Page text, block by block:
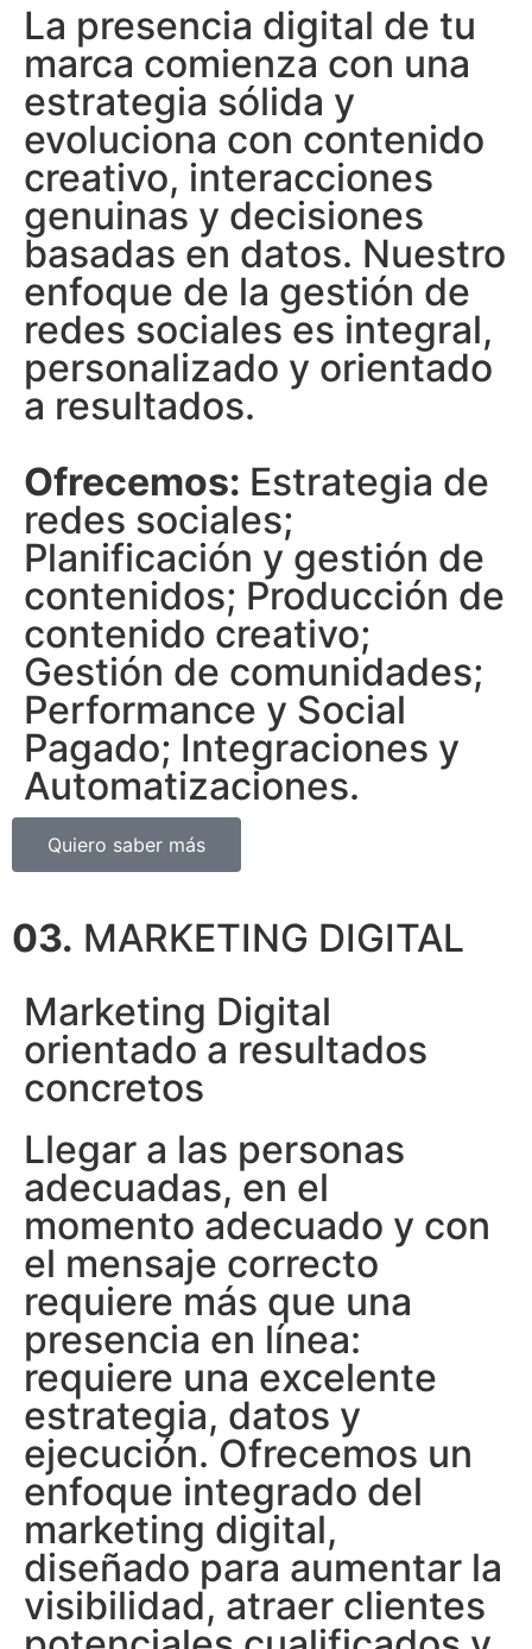
La presencia digital de tu
marca comienza con una
estrategia sólida y
evoluciona con contenido
creativo, interacciones
genuinas y decisiones
basadas en datos. Nuestro
enfoque de la gestión de
redes sociales es integral,
personalizado y orientado
a resultados.
Ofrecemos: Estrategia de
redes sociales;
Planificación y gestión de
contenidos; Producción de
contenido creativo;
Gestión de comunidades;
Performance y Social
Pagado; Integraciones y
Automatizaciones.
Quiero saber más
03. MARKETING DIGITAL
Marketing Digital
orientado a resultados
concretos
Llegar a las personas
adecuadas, en el
momento adecuado y con
el mensaje correcto
requiere más que una
presencia en línea:
requiere una excelente
estrategia, datos y
ejecución. Ofrecemos un
enfoque integrado del
marketing digital,
diseñado para aumentar la
visibilidad, atraer clientes